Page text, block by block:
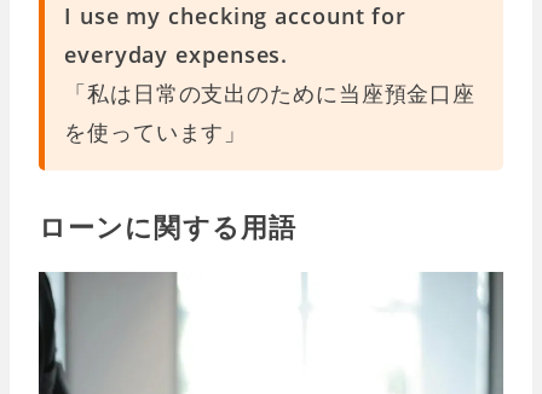
I use my checking account for
everyday expenses.
「私は日常の支出のために当座預金口座
を使っています」
ローンに関する用語